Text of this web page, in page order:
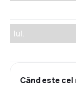
Iul.
Când este